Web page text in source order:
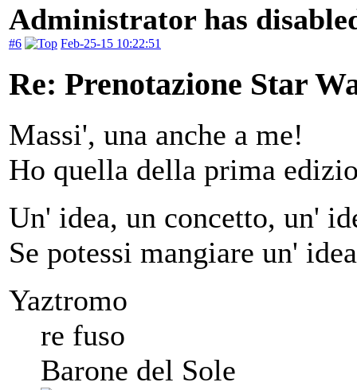
Administrator has
#6 Feb-25-15 10:22:51
Re: Prenotazione Star
Massi', una anche a me!
Ho quella della prima
Un' idea, un concetto, un'
Se potessi mangiare un'
Yaztromo
re fuso
Barone del Sole